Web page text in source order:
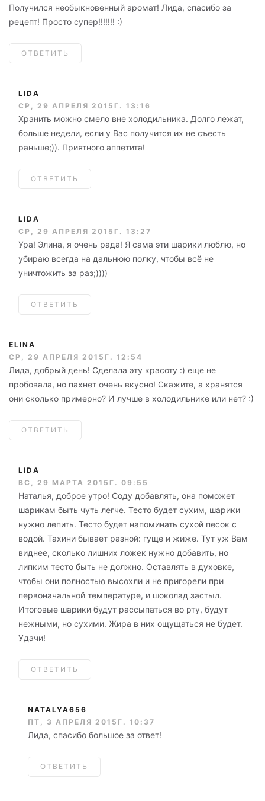
Получился необыкновенный аромат! Лида, спасибо за
рецепт! Просто супер!!!!!!! :)
ОТВЕТИТЬ
LIDA
СР, 29 АПРЕЛЯ 2015Г. 13:16
Хранить можно смело вне холодильника. Долго лежат,
больше недели, если у Вас получится их не съесть
раньше;)). Приятного аппетита!
ОТВЕТИТЬ
LIDA
СР, 29 АПРЕЛЯ 2015Г. 13:27
Ура! Элина, я очень рада! Я сама эти шарики люблю, но
убираю всегда на дальнюю полку, чтобы всё не
уничтожить за раз;))))
ОТВЕТИТЬ
ELINA
СР, 29 АПРЕЛЯ 2015Г. 12:54
Лида, добрый день! Сделала эту красоту :) еще не
пробовала, но пахнет очень вкусно! Скажите, а хранятся
они сколько примерно? И лучше в холодильнике или нет? :)
ОТВЕТИТЬ
LIDA
ВС, 29 МАРТА 2015Г. 09:55
Наталья, доброе утро! Соду добавлять, она поможет
шарикам быть чуть легче. Тесто будет сухим, шарики
нужно лепить. Тесто будет напоминать сухой песок с
водой. Тахини бывает разной: гуще и жиже. Тут уж Вам
виднее, сколько лишних ложек нужно добавить, но
липким тесто быть не должно. Оставлять в духовке,
чтобы они полностью высохли и не пригорели при
первоначальной температуре, и шоколад застыл.
Итоговые шарики будут рассыпаться во рту, будут
нежными, но сухими. Жира в них ощущаться не будет.
Удачи!
ОТВЕТИТЬ
NATALYA656
ПТ, 3 АПРЕЛЯ 2015Г. 10:37
Лида, спасибо большое за ответ!
ОТВЕТИТЬ